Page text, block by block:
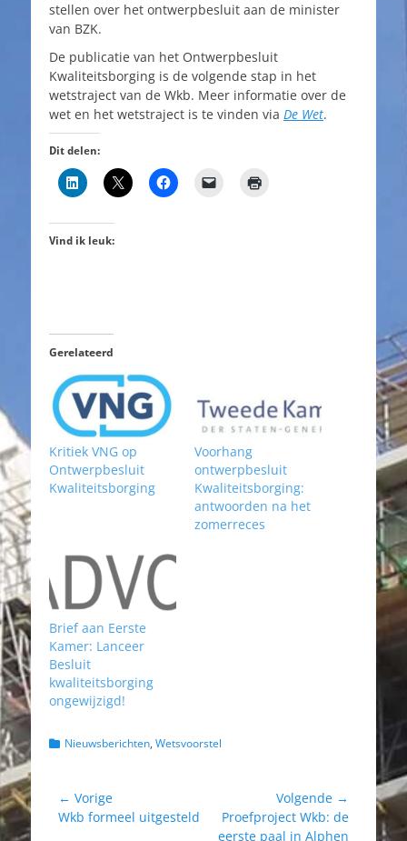
stellen over het ontwerpbesluit aan de minister
van BZK.
De publicatie van het Ontwerpbesluit
Kwaliteitsborging is de volgende stap in het
wetstraject van de Wkb. Meer informatie over de
wet en het wetstraject is te vinden via De Wet.
Dit delen:
Vind ik leuk:
Gerelateerd
Kritiek VNG op
Ontwerpbesluit
Kwaliteitsborging
Voorhang
ontwerpbesluit
Kwaliteitsborging:
antwoorden na het
zomerreces
Brief aan Eerste
Kamer: Lanceer
Besluit
kwaliteitsborging
ongewijzigd!
Categorieën
Nieuwsberichten, Wetsvoorstel
Bericht
navigatie
← Vorige
Vorig
Wkb formeel uitgesteld
Volgende →
Volgend
bericht:
Proefproject Wkb: de
eerste paal in Alphen